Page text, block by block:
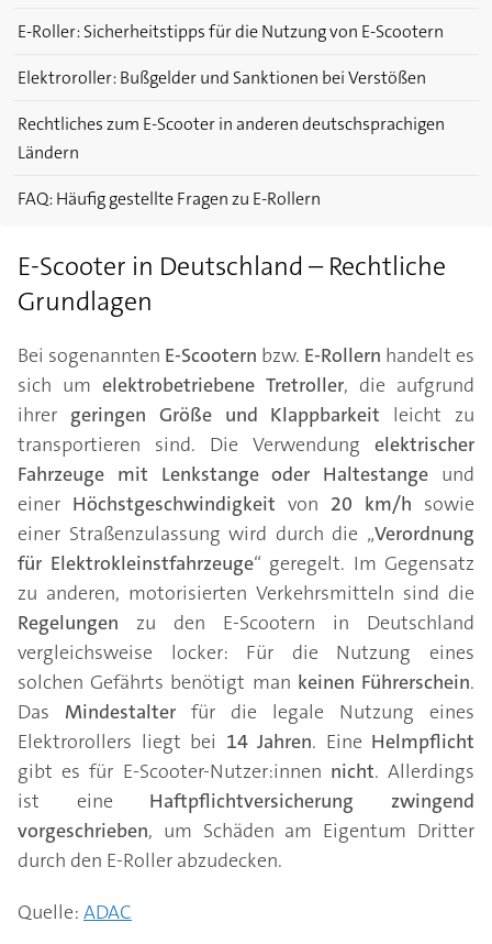
E-Roller: Sicherheitstipps für die Nutzung von E-Scootern
Elektroroller: Bußgelder und Sanktionen bei Verstößen
Rechtliches zum E-Scooter in anderen deutschsprachigen
Ländern
FAQ: Häufig gestellte Fragen zu E-Rollern
E-Scooter in Deutschland – Rechtliche
Grundlagen
Bei sogenannten E-Scootern bzw. E-Rollern handelt es
sich umelektrobetriebene Tretroller, die aufgrund
ihrer geringen Größe und Klappbarkeit leicht zu
transportieren sind. Die Verwendung elektrischer
Fahrzeuge mit Lenkstange oder Haltestange und
einer Höchstgeschwindigkeit von 20 km/h sowie
einer Straßenzulassung wird durch die „Verordnung
für Elektrokleinstfahrzeuge“ geregelt. Im Gegensatz
zu anderen, motorisierten Verkehrsmitteln sind die
Regelungen zu den E-Scootern in Deutschland
vergleichsweise locker: Für die Nutzung eines
solchen Gefährts benötigt man keinen Führerschein.
Das Mindestalter für die legale Nutzung eines
Elektrorollers liegt bei 14 Jahren. Eine Helmpflicht
gibt es für E-Scooter-Nutzer:innen nicht. Allerdings
ist eine Haftpflichtversicherung
zwingend
vorgeschrieben, um Schäden am Eigentum Dritter
durch den E-Roller abzudecken.
Quelle: ADAC